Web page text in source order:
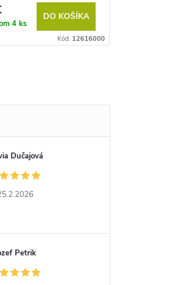
4 ks
DO KOŠÍKA
Kód: 12616000
Dučajová
Petrik